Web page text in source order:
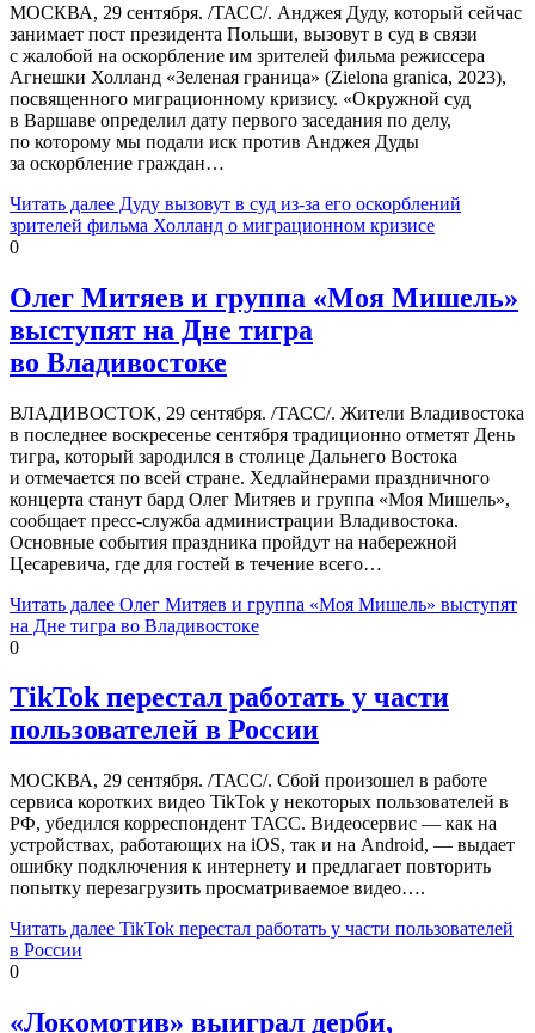
МОСКВА, 29 сентября. /ТАСС/. Анджея Дуду, который сейчас
занимает пост президента Польши, вызовут в суд в связи
с жалобой на оскорбление им зрителей фильма режиссера
Агнешки Холланд «Зеленая граница» (Zielona granica, 2023),
посвященного миграционному кризису. «Окружной суд
в Варшаве определил дату первого заседания по делу,
по которому мы подали иск против Анджея Дуды
за оскорбление граждан…
Читать далее Дуду вызовут в суд из-за его оскорблений
зрителей фильма Холланд о миграционном кризисе
0
Олег Митяев и группа «Моя Мишель»
выступят на Дне тигра
во Владивостоке
ВЛАДИВОСТОК, 29 сентября. /ТАСС/. Жители Владивостока
в последнее воскресенье сентября традиционно отметят День
тигра, который зародился в столице Дальнего Востока
и отмечается по всей стране. Хедлайнерами праздничного
концерта станут бард Олег Митяев и группа «Моя Мишель»,
сообщает пресс-служба администрации Владивостока.
Основные события праздника пройдут на набережной
Цесаревича, где для гостей в течение всего…
Читать далее Олег Митяев и группа «Моя Мишель» выступят
на Дне тигра во Владивостоке
0
TikTok перестал работать у части
пользователей в России
МОСКВА, 29 сентября. /ТАСС/. Сбой произошел в работе
сервиса коротких видео TikTok у некоторых пользователей в
РФ, убедился корреспондент ТАСС. Видеосервис — как на
устройствах, работающих на iOS, так и на Android, — выдает
ошибку подключения к интернету и предлагает повторить
попытку перезагрузить просматриваемое видео….
Читать далее TikTok перестал работать у части пользователей
в России
0
«Локомотив» выиграл дерби,